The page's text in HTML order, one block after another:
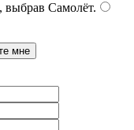
выбрав Самолёт.